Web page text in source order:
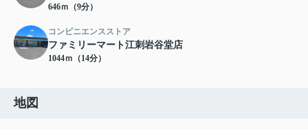
646ｍ（9分）
コンビニエンスストア
ファミリーマート江刺岩谷堂店
1044ｍ（14分）
地図